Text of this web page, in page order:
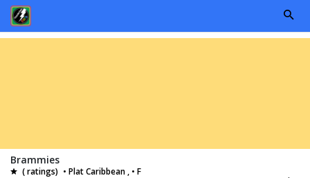
Brammies
( ratings) • Plat Caribbean , • F